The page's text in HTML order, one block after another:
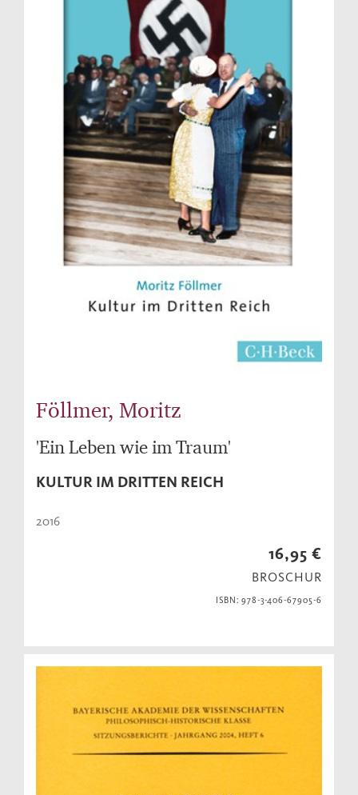
Föllmer, Moritz
'Ein Leben wie im Traum'
KULTUR IM DRITTEN REICH
2016
16,95 €
BROSCHUR
ISBN: 978-3-406-67905-6